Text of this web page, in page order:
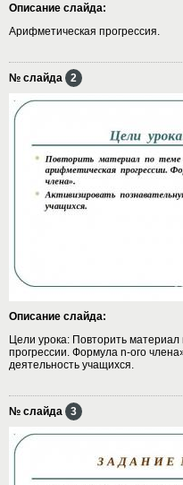
Описание слайда:
Арифметическая прогрессия.
№ слайда 2
Описание слайда:
Цели урока: Повторить
прогрессии. Формула n-ого
деятельность учащихся.
№ слайда 3